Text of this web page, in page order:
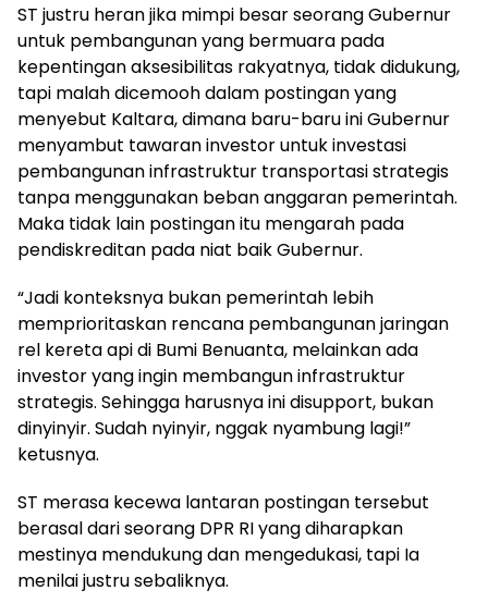
ST justru heran jika mimpi besar seorang Gubernur
untuk pembangunan yang bermuara pada
kepentingan aksesibilitas rakyatnya, tidak didukung,
tapi malah dicemooh dalam postingan yang
menyebut Kaltara, dimana baru-baru ini Gubernur
menyambut tawaran investor untuk investasi
pembangunan infrastruktur transportasi strategis
tanpa menggunakan beban anggaran pemerintah.
Maka tidak lain postingan itu mengarah pada
pendiskreditan pada niat baik Gubernur.
“Jadi konteksnya bukan pemerintah lebih
memprioritaskan rencana pembangunan jaringan
rel kereta api di Bumi Benuanta, melainkan ada
investor yang ingin membangun infrastruktur
strategis. Sehingga harusnya ini disupport, bukan
dinyinyir. Sudah nyinyir, nggak nyambung lagi!”
ketusnya.
ST merasa kecewa lantaran postingan tersebut
berasal dari seorang DPR RI yang diharapkan
mestinya mendukung dan mengedukasi, tapi Ia
menilai justru sebaliknya.